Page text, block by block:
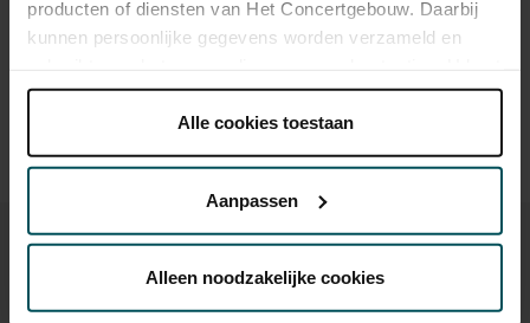
producten of diensten van Het Concertgebouw. Daarbij
kunnen persoonlijke gegevens worden verzameld en
onder 'aanpassen' zelf welke cookies wij mogen
Lees onze cookieverklaring hier. Lees onze
Via decookieverklaringop onze website kunt u uw
Alle cookies toestaan
Aanpassen
Alleen noodzakelijke cookies
30 years of age? Sprint tickets are available 4 hours in
advance via the online ordering process.More information
Prices do not include transaction fee: € 5 per order.